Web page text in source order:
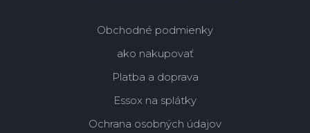
Obchodné podmienky
ako nakupovať
Platba a doprava
Essox na splátky
Ochrana osobných údajov